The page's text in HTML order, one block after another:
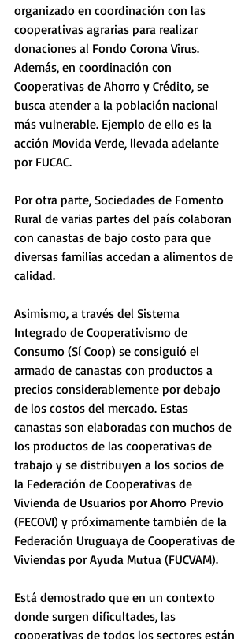
organizado en coordinación con las
cooperativas agrarias para realizar
donaciones al Fondo Corona Virus.
Además, en coordinación con
Cooperativas de Ahorro y Crédito, se
busca atender a la población nacional
más vulnerable. Ejemplo de ello es la
acción Movida Verde, llevada adelante
por FUCAC.
Por otra parte, Sociedades de Fomento
Rural de varias partes del país colaboran
con canastas de bajo costo para que
diversas familias accedan a alimentos de
calidad.
Asimismo, a través del Sistema
Integrado de Cooperativismo de
Consumo (Sí Coop) se consiguió el
armado de canastas con productos a
precios considerablemente por debajo
de los costos del mercado. Estas
canastas son elaboradas con muchos de
los productos de las cooperativas de
trabajo y se distribuyen a los socios de
la Federación de Cooperativas de
Vivienda de Usuarios por Ahorro Previo
(FECOVI) y próximamente también de la
Federación Uruguaya de Cooperativas de
Viviendas por Ayuda Mutua (FUCVAM).
Está demostrado que en un contexto
donde surgen dificultades, las
cooperativas de todos los sectores están